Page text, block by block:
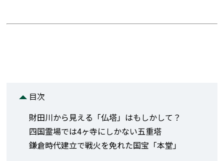
目次
財田川から見える「仏塔」はもしかして？
四国霊場では4ヶ寺にしかない五重塔
鎌倉時代建立で戦火を免れた国宝「本堂」